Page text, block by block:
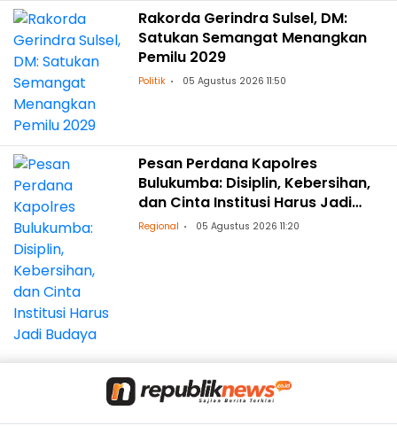
Rakorda Gerindra Sulsel, DM:
Satukan Semangat Menangkan
Pemilu 2029
Politik 05 Agustus 2026 11:50
Pesan Perdana Kapolres
Bulukumba: Disiplin, Kebersihan,
dan Cinta Institusi Harus Jadi
Budaya
Regional 05 Agustus 2026 11:20